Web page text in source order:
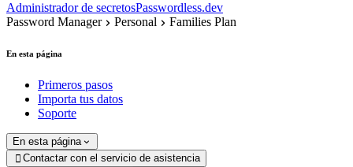
Administrador de secretosPasswordless.dev
Password Manager
Personal Families Plan
En esta página
Primeros pasos
Importa tus datos
Soporte
En esta página
 Contactar con el servicio de asistencia